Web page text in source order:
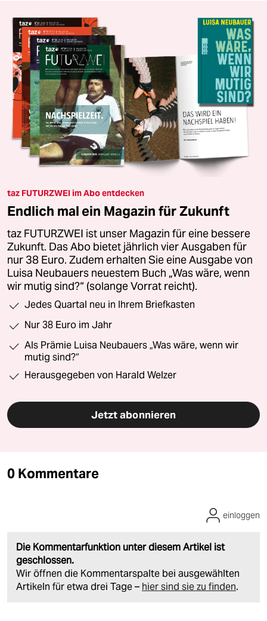
taz FUTURZWEI im Abo entdecken
Endlich mal ein Magazin für Zukunft
taz FUTURZWEI ist unser Magazin für eine bessere
Zukunft. Das Abo bietet jährlich vier Ausgaben für
nur 38 Euro. Zudem erhalten Sie eine Ausgabe von
Luisa Neubauers neuestem Buch „Was wäre, wenn
wir mutig sind?“ (solange Vorrat reicht).
Jedes Quartal neu in Ihrem Briefkasten
Nur 38 Euro im Jahr
Als Prämie Luisa Neubauers „Was wäre, wenn wir
mutig sind?“
Herausgegeben von Harald Welzer
Jetzt abonnieren
0 Kommentare
Die Kommentarfunktion unter diesem Artikel ist
geschlossen.
Wir öffnen die Kommentarspalte bei ausgewählten
Artikeln für etwa drei Tage – hier sind sie zu finden.
einloggen